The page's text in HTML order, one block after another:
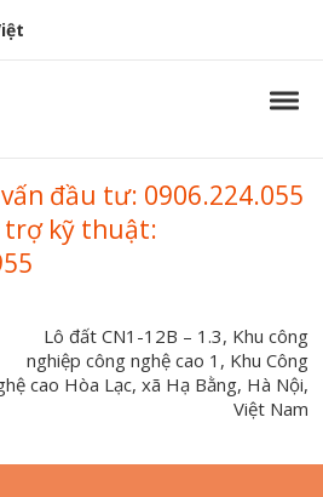
đầu tư: 0906.224.055
trợ kỹ thuật:
Lô đất CN1-12B – 1.3, Khu công
nghiệp công nghệ cao 1, Khu Công
cao Hòa Lạc, xã Hạ Bằng, Hà Nội,
Việt Nam